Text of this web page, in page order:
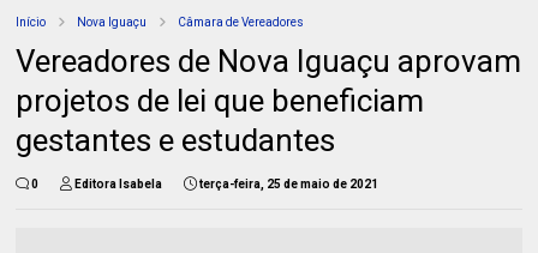
Início Nova Iguaçu Câmara de Vereadores
Vereadores de Nova Iguaçu aprovam
projetos de lei que beneficiam
gestantes e estudantes
0 Editora Isabela terça-feira, 25 de maio de 2021